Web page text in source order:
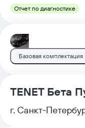
Отчет по диагностике
Базовая комплектация
TENET Бета
г. Санкт-